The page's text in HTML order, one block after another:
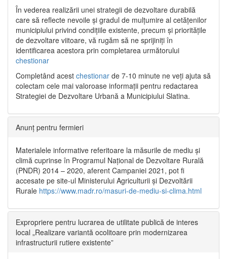
În vederea realizării unei strategii de dezvoltare durabilă
care să reflecte nevoile și gradul de mulțumire al cetățenilor
municipiului privind condițiile existente, precum și prioritățile
de dezvoltare viitoare, vă rugăm să ne sprijiniți în
identificarea acestora prin completarea următorului
chestionar
Completând acest chestionar de 7-10 minute ne veți ajuta să
colectam cele mai valoroase informații pentru redactarea
Strategiei de Dezvoltare Urbană a Municipiului Slatina.
Anunț pentru fermieri
Materialele informative referitoare la măsurile de mediu și
climă cuprinse în Programul Național de Dezvoltare Rurală
(PNDR) 2014 – 2020, aferent Campaniei 2021, pot fi
accesate pe site-ul Ministerului Agriculturii și Dezvoltării
Rurale https://www.madr.ro/masuri-de-mediu-si-clima.html
Expropriere pentru lucrarea de utilitate publică de interes
local „Realizare variantă ocolitoare prin modernizarea
infrastructurii rutiere existente”